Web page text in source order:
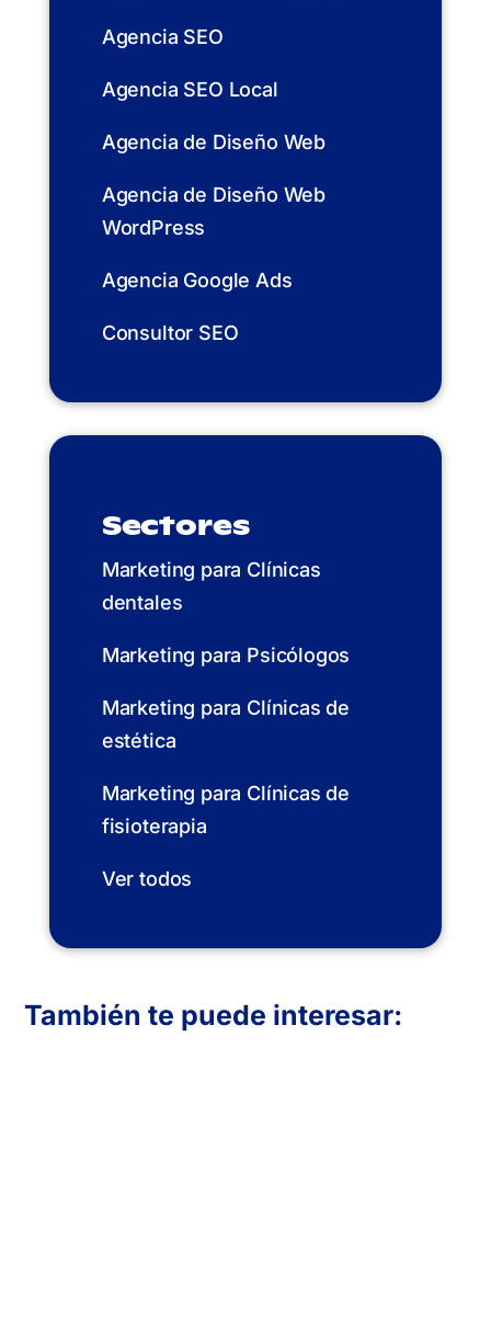
Agencia SEO
Agencia SEO Local
Agencia de Diseño Web
Agencia de Diseño Web
WordPress
Agencia Google Ads
Consultor SEO
Sectores
Marketing para Clínicas
dentales
Marketing para Psicólogos
Marketing para Clínicas de
estética
Marketing para Clínicas de
fisioterapia
Ver todos
También te puede interesar: